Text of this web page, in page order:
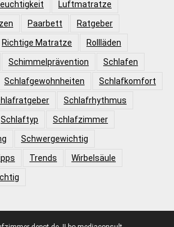
Luftmatratze
Paarbett
Ratgeber
Richtige Matratze
Rollläden
Schimmelprävention
Schlafen
Schlafgewohnheiten
Schlafkomfort
Schlafrhythmus
Schlaftyp
Schlafzimmer
Schwergewichtig
Trends
Wirbelsäule